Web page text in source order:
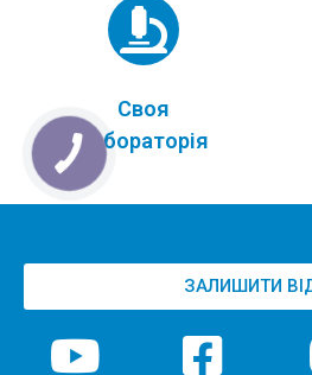
Своя
лабораторія
ЗАЛИШИТИ